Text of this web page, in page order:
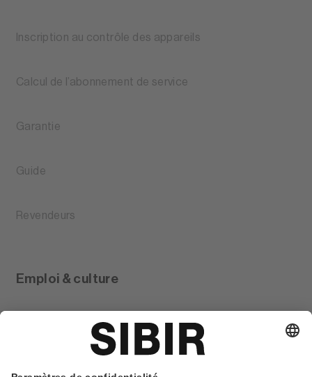
Inscription au contrôle des appareils
Calcul de l’abonnement de service
Garantie
Guide
Revendeurs
Emploi & culture